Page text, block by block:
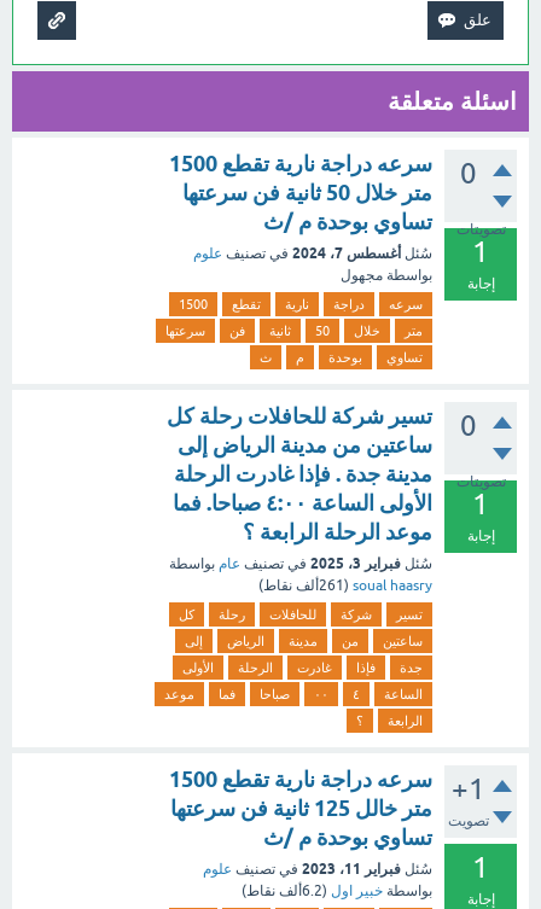
اسئلة متعلقة
0
تصويتات
1
إجابة
سرعه دراجة نارية تقطع 1500
متر خلال 50 ثانية فن سرعتها
تساوي بوحدة م /ث
سُئل أغسطس 7، 2024 في تصنيف علوم
بواسطة مجهول
سرعه دراجة نارية تقطع
1500
متر
خلال 50 ثانية فن
سرعتها
تساوي
بوحدة م ث
0
تصويتات
1
إجابة
تسير شركة للحافلات رحلة كل
ساعتين من مدينة الرياض إلى
مدينة جدة . فإذا غادرت الرحلة
الأولى الساعة ٤:٠٠ صباحا. فما
موعد الرحلة الرابعة ؟
سُئل فبراير 3، 2025 في تصنيف عام بواسطة
soual haasry
( 261ألف نقاط)
تسير شركة للحافلات رحلة
كل
ساعتين
من مدينة الرياض
إلى
جدة
فإذا غادرت الرحلة
الأولى
الساعة
٤ ٠٠ صباحا فما
موعد
الرابعة
؟
+1
تصويت
1
إجابة
سرعه دراجة نارية تقطع 1500
متر خالل 125 ثانية فن سرعتها
تساوي بوحدة م /ث
سُئل فبراير 11، 2023 في تصنيف علوم
بواسطة خبير اول (6.2ألف نقاط)